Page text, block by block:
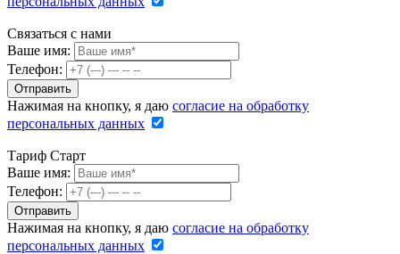
Связаться с нами
Ваше имя:
Телефон:
Нажимая на кнопку, я даю согласие на обработку
персональных данных
Тариф Старт
Ваше имя:
Телефон:
Нажимая на кнопку, я даю согласие на обработку
персональных данных